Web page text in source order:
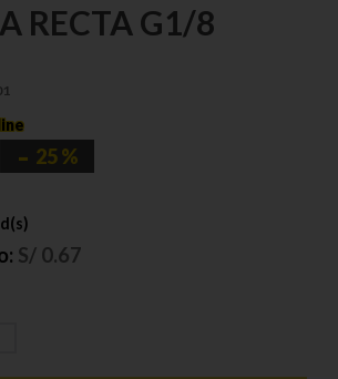
RECTA G1/8
25 %
S/ 0.67